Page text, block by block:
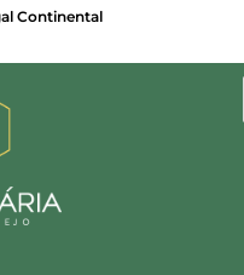
Continental